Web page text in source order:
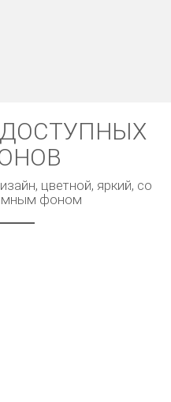
цветной, яркий, со
фоном